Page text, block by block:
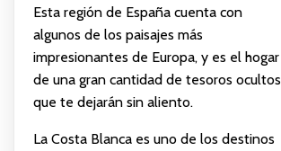
Esta región de España cuenta con
algunos de los paisajes más
impresionantes de Europa, y es el hogar
de una gran cantidad de tesoros ocultos
que te dejarán sin aliento.
La Costa Blanca es uno de los destinos